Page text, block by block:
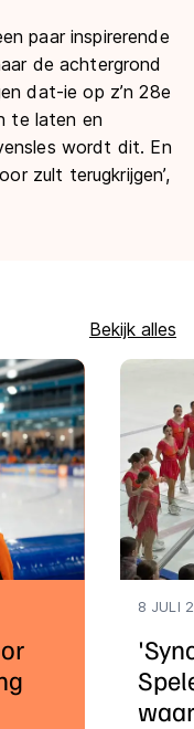
paar inspirerende
de achtergrond
dat-ie op z’n 28e
te laten en
wordt dit. En
zult terugkrijgen’,
Bekijk alles
8 JULI